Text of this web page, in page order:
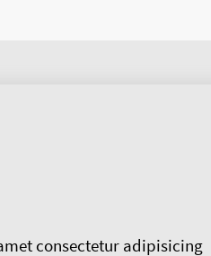
consectetur adipisicing